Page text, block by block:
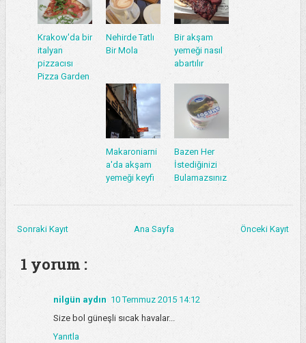
Krakow'da bir
italyan
pizzacısı
Pizza Garden
Nehirde Tatlı
Bir Mola
Bir akşam
yemeği nasıl
abartılır
Makaroniarni
a'da akşam
yemeği keyfi
Bazen Her
İstediğinizi
Bulamazsınız
Sonraki Kayıt Önceki Kayıt
Ana Sayfa
1 yorum :
nilgün aydın 10 Temmuz 2015 14:12
Size bol güneşli sıcak havalar...
Yanıtla